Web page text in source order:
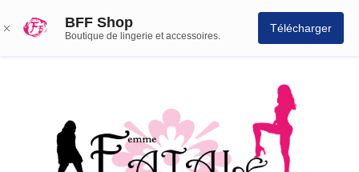
BFF Shop
Boutique de lingerie et accessoires.
Télécharger